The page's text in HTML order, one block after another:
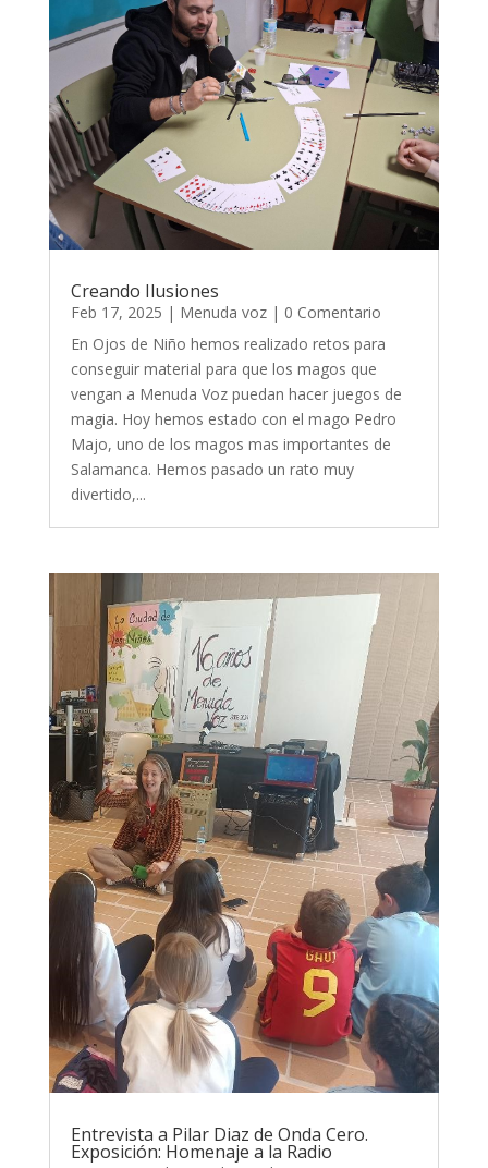
Creando Ilusiones
Feb 17, 2025 | Menuda voz| 0 Comentario
En Ojos de Niño hemos realizado retos para
conseguir material para que los magos que
vengan a Menuda Voz puedan hacer juegos de
magia. Hoy hemos estado con el mago Pedro
Majo, uno de los magos mas importantes de
Salamanca. Hemos pasado un rato muy
divertido,...
Entrevista a Pilar Diaz de Onda Cero.
Exposición: Homenaje a la Radio